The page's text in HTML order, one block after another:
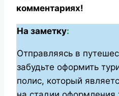
комментариях!
На заметку:
Отправляясь в
забудьте оформить
полис, который